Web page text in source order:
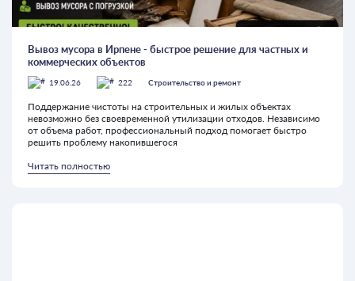
Вывоз мусора в Ирпене - быстрое решение для частных и
коммерческих объектов
19.06.26 222 Строительство и ремонт
Поддержание чистоты на строительных и жилых объектах
невозможно без своевременной утилизации отходов. Независимо
от объема работ, профессиональный подход помогает быстро
решить проблему накопившегося
Читать полностью